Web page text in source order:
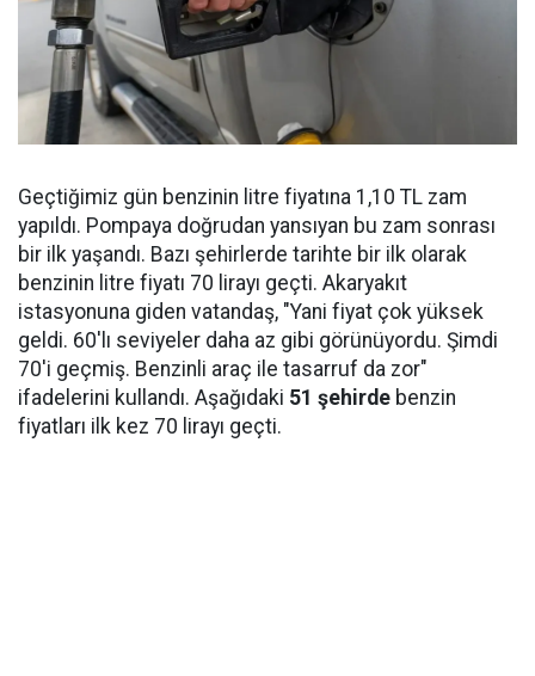
Geçtiğimiz gün benzinin litre fiyatına 1,10 TL zam
yapıldı. Pompaya doğrudan yansıyan bu zam sonrası
bir ilk yaşandı. Bazı şehirlerde tarihte bir ilk olarak
benzinin litre fiyatı 70 lirayı geçti. Akaryakıt
istasyonuna giden vatandaş, "Yani fiyat çok yüksek
geldi. 60'lı seviyeler daha az gibi görünüyordu. Şimdi
70'i geçmiş. Benzinli araç ile tasarruf da zor"
ifadelerini kullandı. Aşağıdaki 51 şehirde benzin
fiyatları ilk kez 70 lirayı geçti.